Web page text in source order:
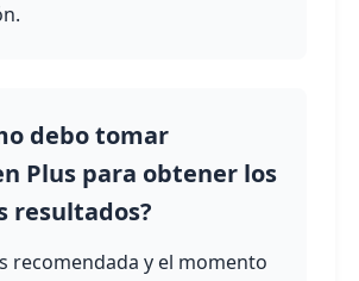
debo tomar
Plus para obtener los
resultados?
recomendada y el momento